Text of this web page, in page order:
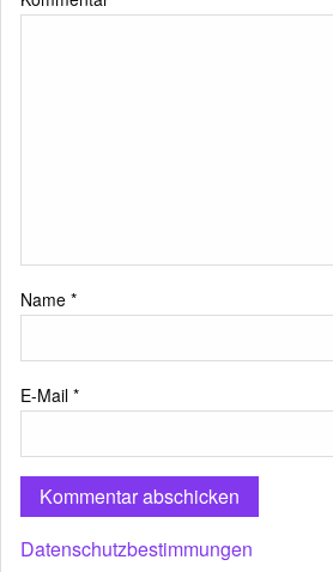
Name *
E-Mail *
Datenschutzbestimmungen